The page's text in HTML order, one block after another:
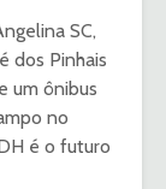
SC,
dos Pinhais
um ônibus
no
é o futuro